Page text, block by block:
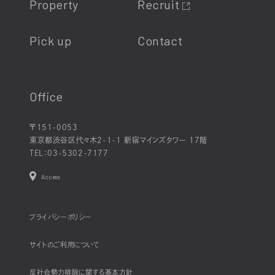
Property
Pick up
Recruit
Contact
Office
〒151-0053
東京都渋谷区代々木2-1-1 新宿マインズタワー 17階
TEL： 03-5302-7177
Access
プライバシーポリシー
サイトのご利用について
反社会勢力排除に関する基本方針